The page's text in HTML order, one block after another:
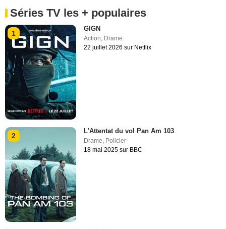
Séries TV les + populaires
1
GIGN
Action Drame
22 juillet 2026 sur Netflix
2
L'Attentat du vol Pan Am 103
Drame, Policier
18 mai 2025 sur BBC